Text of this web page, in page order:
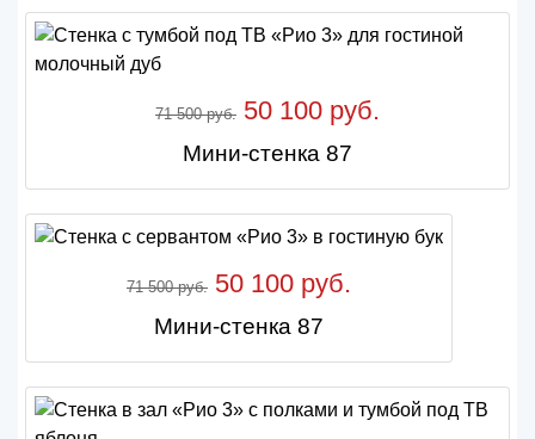
71 500 руб. 50 100 руб.
Мини-стенка 87
71 500 руб. 50 100 руб.
Мини-стенка 87